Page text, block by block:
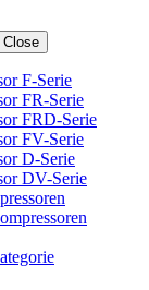
Close
F-Serie
FR-Serie
FRD-Serie
FV-Serie
D-Serie
DV-Serie